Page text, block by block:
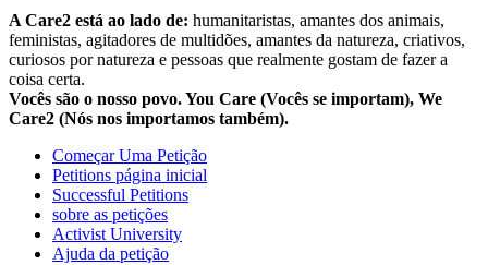
A Care2 está ao lado de: humanitaristas, amantes dos animais,
feministas, agitadores de multidões, amantes da natureza, criativos,
curiosos por natureza e pessoas que realmente gostam de fazer a
coisa certa.
Vocês são o nosso povo. You Care (Vocês se importam), We
Care2 (Nós nos importamos também).
Começar Uma Petição
Petitions página inicial
Successful Petitions
sobre as petições
Activist University
Ajuda da petição